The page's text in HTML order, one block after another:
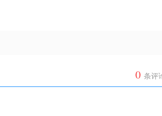
0 条评